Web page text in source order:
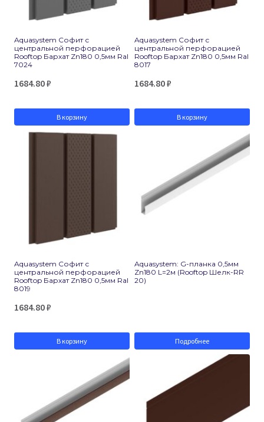
Aquasystem Софит с
центральной перфорацией
Rooftop Бархат Zn180 0,5мм Ral
7024
1684.80₽
В корзину
Aquasystem Софит с
центральной перфорацией
Rooftop Бархат Zn180 0,5мм Ral
8017
1684.80₽
В корзину
Aquasystem Софит с
центральной перфорацией
Rooftop Бархат Zn180 0,5мм Ral
8019
1684.80₽
В корзину
Aquasystem: G-планка 0,5мм
Zn180 L=2м (Rooftop Шелк-RR
20)
Подробнее